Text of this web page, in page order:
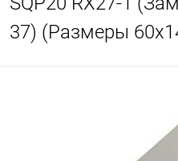
37) (Размеры